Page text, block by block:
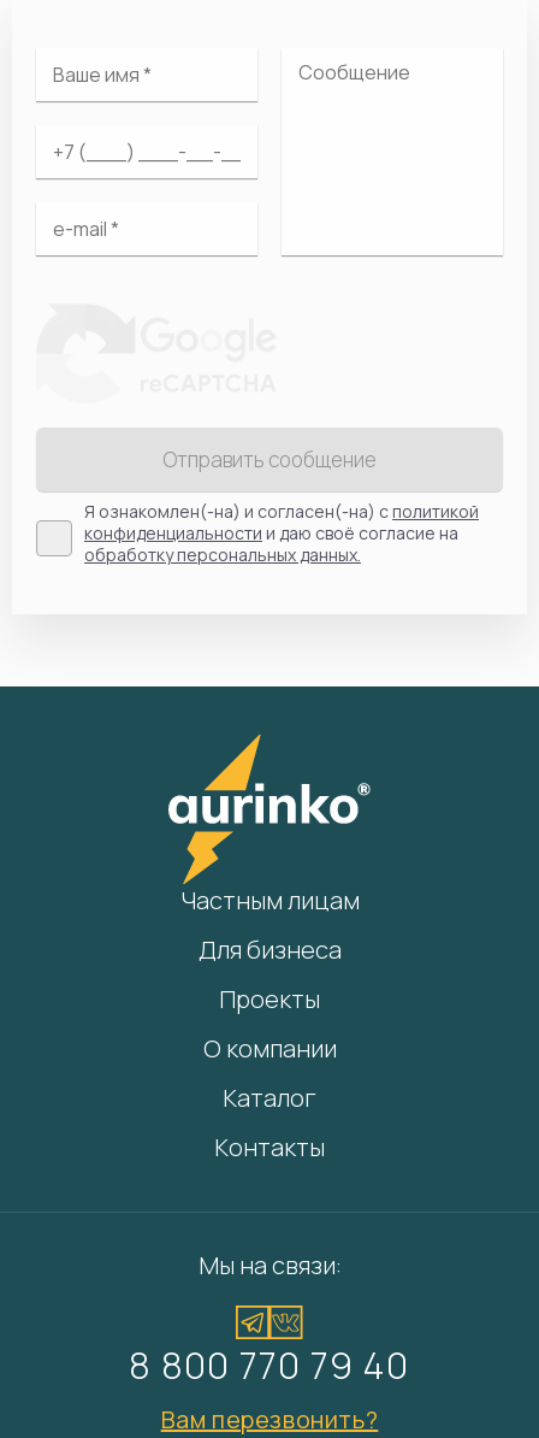
Отправить сообщение
Я ознакомлен(-на) и согласен(-на) сполитикой
конфиденциальности и даю своё согласие на
обработку персональных данных.
Частным лицам
Для бизнеса
Проекты
О компании
Каталог
Контакты
Мы на связи:
8 800 770 79 40
Вам перезвонить?